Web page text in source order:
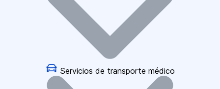
Servicios de transporte médico